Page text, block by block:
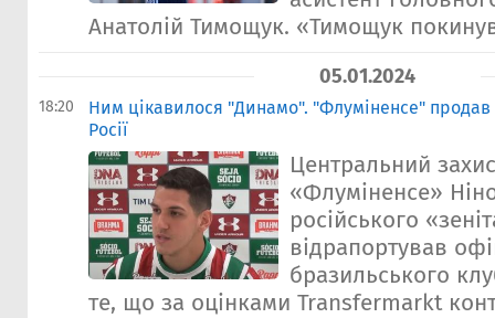
Анатолій Тимощук. «Тимощук покинув
05.01.2024
18:20
Ним цікавилося "Динамо". "Флуміненсе" продав
Росії
Центральний
«Флуміненсе»
російського
відрапортував
бразильського
те, що за оцінками Transfermarkt